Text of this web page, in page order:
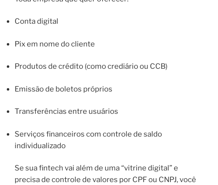
Conta digital
Pix em nome do cliente
Produtos de crédito (como crediário ou CCB)
Emissão de boletos próprios
Transferências entre usuários
Serviços financeiros com controle de saldo
individualizado
Se sua fintech vai além de uma “vitrine digital” e
precisa de controle de valores por CPF ou CNPJ, você